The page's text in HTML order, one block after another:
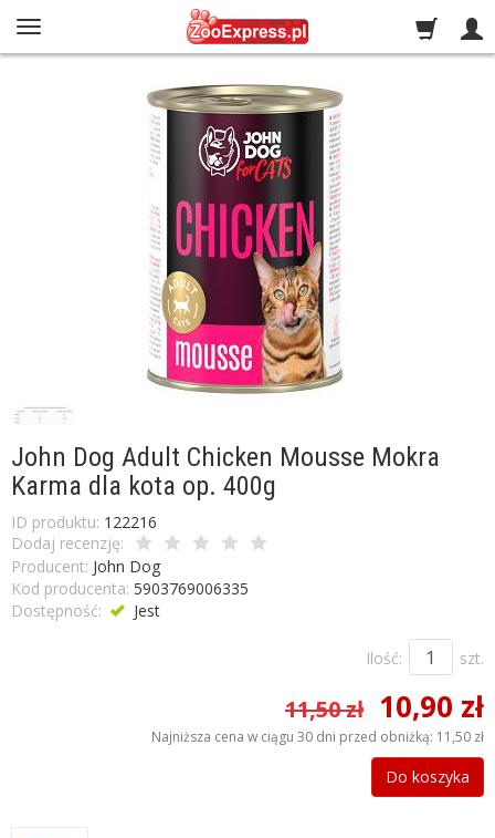
John Dog Adult Chicken Mousse Mokra
Karma dla kota op. 400g
ID produktu: 122216
Dodaj recenzję:
Producent: John Dog
Kod producenta: 5903769006335
Dostępność:
Jest
Ilość: szt.
11,50 zł 10,90 zł
Najniższa cena w ciągu 30 dni przed obniżką: 11,50 zł
Do koszyka